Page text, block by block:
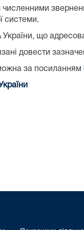
численними
системи.
що
довести
за посиланням